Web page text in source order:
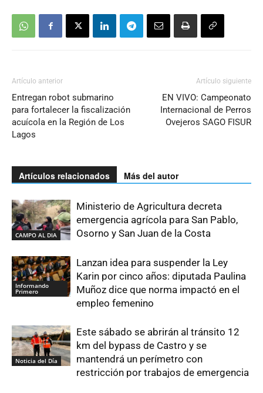
Artículo anterior
Entregan robot submarino
para fortalecer la fiscalización
acuícola en la Región de Los
Lagos
Artículo siguiente
EN VIVO: Campeonato
Internacional de Perros
Ovejeros SAGO FISUR
Artículos relacionados Más del autor
CAMPO AL DIA
Ministerio de Agricultura decreta
emergencia agrícola para San Pablo,
Osorno y San Juan de la Costa
Informando
Primero
Lanzan idea para suspender la Ley
Karin por cinco años: diputada Paulina
Muñoz dice que norma impactó en el
empleo femenino
Noticia del Día
Este sábado se abrirán al tránsito 12
km del bypass de Castro y se
mantendrá un perímetro con
restricción por trabajos de emergencia